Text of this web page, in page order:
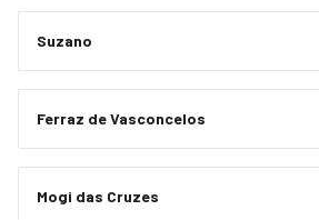
Suzano
Ferraz de Vasconcelos
Mogi das Cruzes